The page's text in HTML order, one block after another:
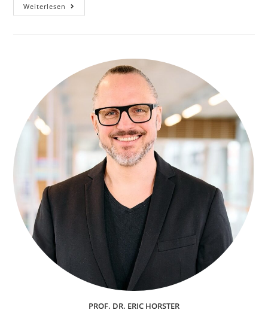
Weiterlesen Google
Travel
Benkert
PROF. DR. ERIC HORSTER